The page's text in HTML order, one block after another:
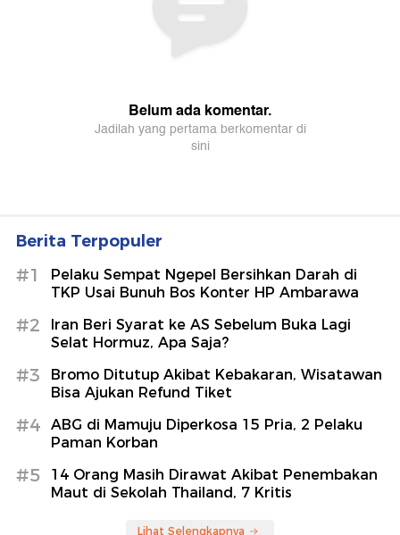
Berita Terpopuler
#1
Pelaku Sempat Ngepel Bersihkan Darah di
TKP Usai Bunuh Bos Konter HP Ambarawa
#2
Iran Beri Syarat ke AS Sebelum Buka Lagi
Selat Hormuz, Apa Saja?
#3
Bromo Ditutup Akibat Kebakaran, Wisatawan
Bisa Ajukan Refund Tiket
#4
ABG di Mamuju Diperkosa 15 Pria, 2 Pelaku
Paman Korban
#5
14 Orang Masih Dirawat Akibat Penembakan
Maut di Sekolah Thailand, 7 Kritis
Lihat Selengkapnya